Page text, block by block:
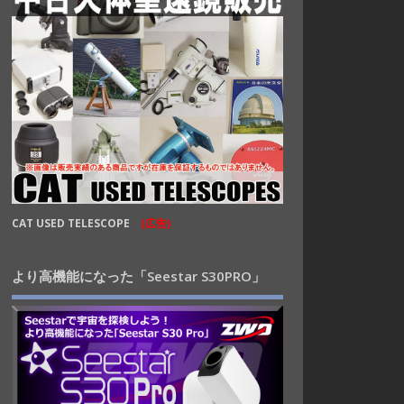
CAT USED TELESCOPE (広告)
より高機能になった「Seestar S30PRO」